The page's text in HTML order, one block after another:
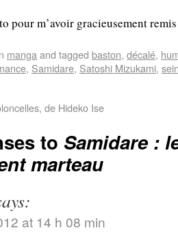
pour m’avoir gracieusement
manga and tagged baston, décalé,
, Samidare, Satoshi Mizukami,
de Hideko Ise
to Samidare :
marteau
at 14 h 08 min